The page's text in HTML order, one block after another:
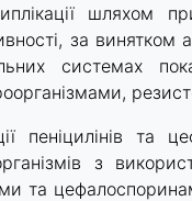
шляхом
за
системах
пеніцилінів та
з
та